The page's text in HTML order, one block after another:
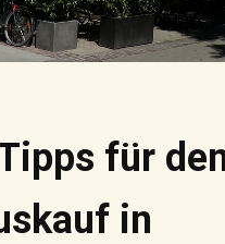
für
in